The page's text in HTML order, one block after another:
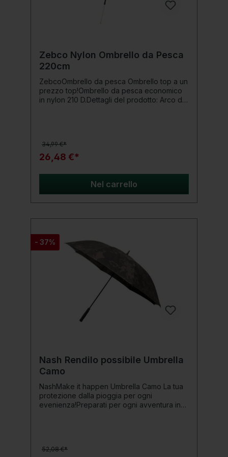
aggiuntivi e utilizza i tiranti per creare
Zebco Nylon Ombrello da Pesca
220cm
ZebcoOmbrello da pesca Ombrello top a un
prezzo top!Ombrello da pesca economico
in nylon 210 D.Dettagli del prodotto: Arco di
34,99 €*
26,48 €*
Nel carrello
- 37%
Nash Rendilo possibile Umbrella
Camo
NashMake it happen Umbrella Camo La tua
protezione dalla pioggia per ogni
evenienza!Preparati per ogni avventura in
stia in piedi o seduto.Grazie al suo design
52,08 €*